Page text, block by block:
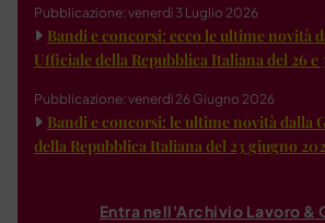
Pubblicazione: venerdì 3 Luglio 2026
Bandi e concorsi: ecco le ultime novità
Ufficiale della Repubblica Italiana del 26 e
Pubblicazione: venerdì 26 Giugno 2026
Bandi e concorsi: le ultime novità dalla
della Repubblica Italiana del 23 giugno
Entra nell'Archivio Lavoro &